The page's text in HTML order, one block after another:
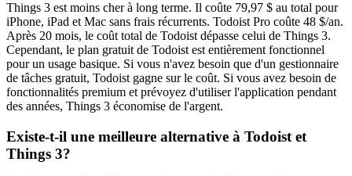
Things 3 est moins cher à long terme. Il coûte 79,97 $ au total pour
iPhone, iPad et Mac sans frais récurrents. Todoist Pro coûte 48 $/an.
Après 20 mois, le coût total de Todoist dépasse celui de Things 3.
Cependant, le plan gratuit de Todoist est entièrement fonctionnel
pour un usage basique. Si vous n'avez besoin que d'un gestionnaire
de tâches gratuit, Todoist gagne sur le coût. Si vous avez besoin de
fonctionnalités premium et prévoyez d'utiliser l'application pendant
des années, Things 3 économise de l'argent.
Existe-t-il une meilleure alternative à Todoist et
Things 3?